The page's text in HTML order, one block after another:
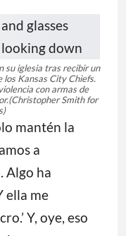
de 5 años.
se
acurrucaron
iglesia tras recibir un
con armas de